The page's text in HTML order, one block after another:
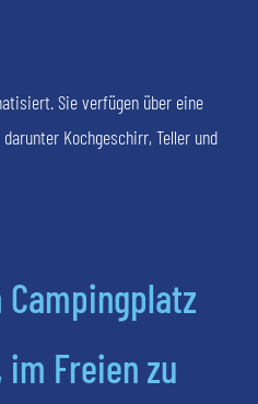
Sie verfügen über eine
Kochgeschirr, Teller und
Freien zu